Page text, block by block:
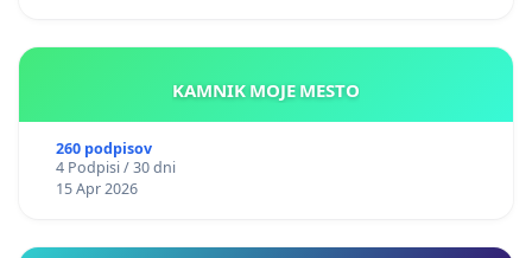
KAMNIK MOJE MESTO
260 podpisov
4 Podpisi / 30 dni
15 Apr 2026